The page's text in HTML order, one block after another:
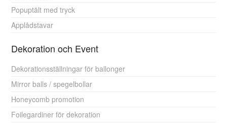
Popuptält med tryck
Applådstavar
Dekoration och Event
Dekorationsställningar för ballonger
Mirror balls / spegelbollar
Honeycomb promotion
Foilegardiner för dekoration